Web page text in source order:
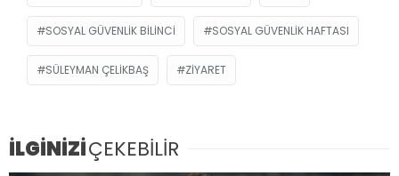
SOSYAL GÜVENLIK BILINCI SOSYAL GÜVENLIK HAFTASI
SÜLEYMAN ÇELIKBAŞ ZIYARET
İLGİNİZİÇEKEBİLİR